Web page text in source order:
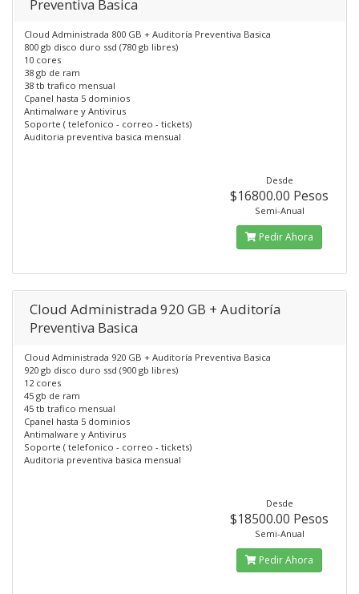
Preventiva Basica
Cloud Administrada 800 GB + Auditoría Preventiva Basica
800 gb disco duro ssd (780 gb libres)
10 cores
38 gb de ram
38 tb trafico mensual
Cpanel hasta 5 dominios
Antimalware y Antivirus
Soporte ( telefonico - correo - tickets)
Auditoria preventiva basica mensual
Desde
$16800.00 Pesos
Semi-Anual
Pedir Ahora
Cloud Administrada 920 GB + Auditoría
Preventiva Basica
Cloud Administrada 920 GB + Auditoría Preventiva Basica
920 gb disco duro ssd (900 gb libres)
12 cores
45 gb de ram
45 tb trafico mensual
Cpanel hasta 5 dominios
Antimalware y Antivirus
Soporte ( telefonico - correo - tickets)
Auditoria preventiva basica mensual
Desde
$18500.00 Pesos
Semi-Anual
Pedir Ahora